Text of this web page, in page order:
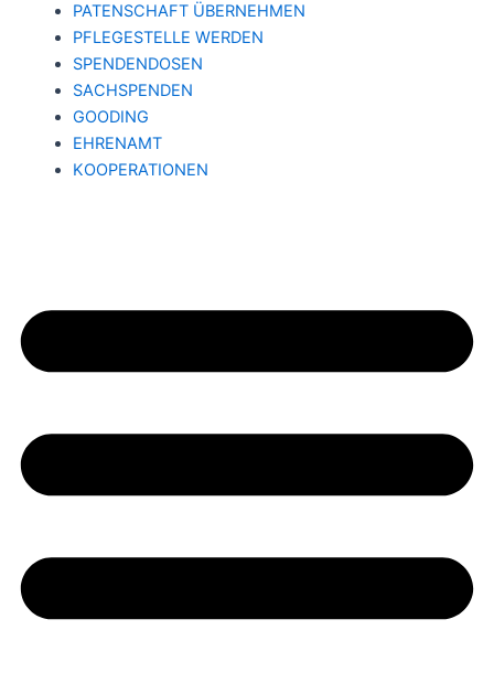
PATENSCHAFT ÜBERNEHMEN
PFLEGESTELLE WERDEN
SPENDENDOSEN
SACHSPENDEN
GOODING
EHRENAMT
KOOPERATIONEN